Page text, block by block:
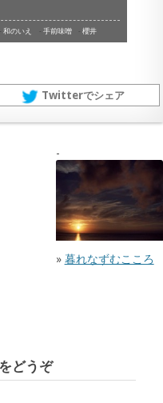
和のいえ 手前味噌 櫻井
Twitterでシェア
» 暮れなずむこころ
どうぞ